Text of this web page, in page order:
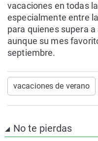
vacaciones en todas
especialmente entre
para quienes supera
aunque su mes
septiembre.
vacaciones de verano
No te pierdas